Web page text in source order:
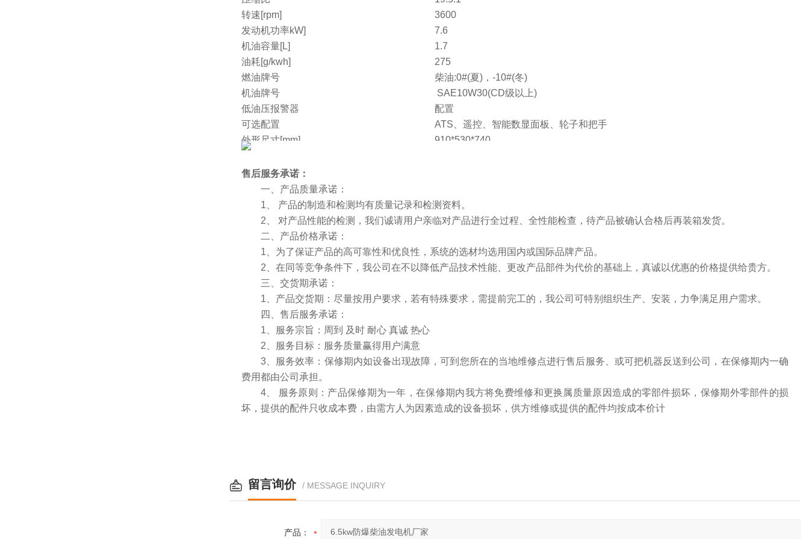
转速[rpm]
3600
发动机功率kW]
7.6
机油容量[L]
1.7
油耗[g/kwh]
275
燃油牌号
柴油:0#(夏)，-10#(冬)
机油牌号
SAE10W30(CD级以上)
低油压报警器
配置
可选配置
ATS、遥控、智能数显面板、轮子和把手
外形尺寸[mm]
910*530*740
厂家电话
售后服务承诺：
一、产品质量承诺：
1、 产品的制造和检测均有质量记录和检测资料。
2、 对产品性能的检测，我们诚请用户亲临对产品进行全过程、全性能检查，待产品被确认合格后再装箱发货。
二、产品价格承诺：
1、为了保证产品的高可靠性和优良性，系统的选材均选用国内或国际品牌产品。
2、在同等竞争条件下，我公司在不以降低产品技术性能、更改产品部件为代价的基础上，真诚以优惠的价格提供给贵方。
三、交货期承诺：
1、产品交货期：尽量按用户要求，若有特殊要求，需提前完工的，我公司可特别组织生产、安装，力争满足用户需求。
四、售后服务承诺：
1、服务宗旨：周到 及时 耐心 真诚 热心
2、服务目标：服务质量赢得用户满意
3、服务效率：保修期内如设备出现故障，可到您所在的当地维修点进行售后服务、或可把机器反送到公司，在保修期内一确
费用都由公司承担。
4、 服务原则：产品保修期为一年，在保修期内我方将免费维修和更换属质量原因造成的零部件损坏，保修期外零部件的损
坏，提供的配件只收成本费，由需方人为因素造成的设备损坏，供方维修或提供的配件均按成本价计
留言询价 / MESSAGE INQUIRY
产品：